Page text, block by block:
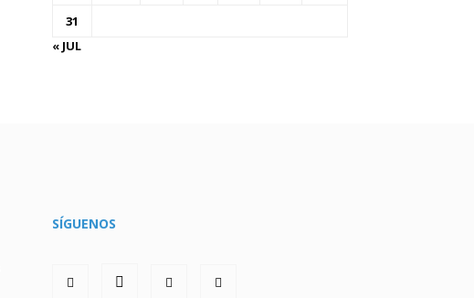
31
« JUL
SÍGUENOS